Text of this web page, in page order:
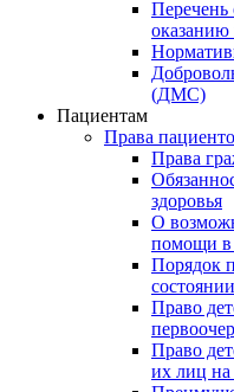
Перечень
(ДМС)
Пациентам
Права
Права
здоровья
О
помощи в
Порядок
Право
Право
их лиц на